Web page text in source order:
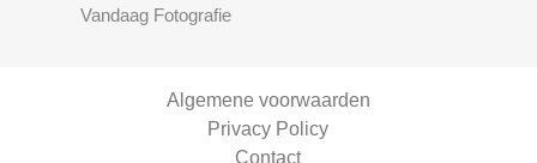
Vandaag Fotografie
Algemene voorwaarden
Privacy Policy
Contact